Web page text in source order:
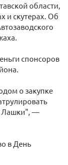
области,
и скутерах. Об
спонсоров
о закупке
Лашки", —
в День